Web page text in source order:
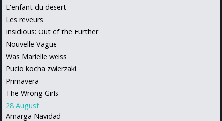
L'enfant du desert
Les reveurs
Insidious: Out of the Further
Nouvelle Vague
Was Marielle weiss
Pucio kocha zwierzaki
Primavera
The Wrong Girls
28 August
Amarga Navidad